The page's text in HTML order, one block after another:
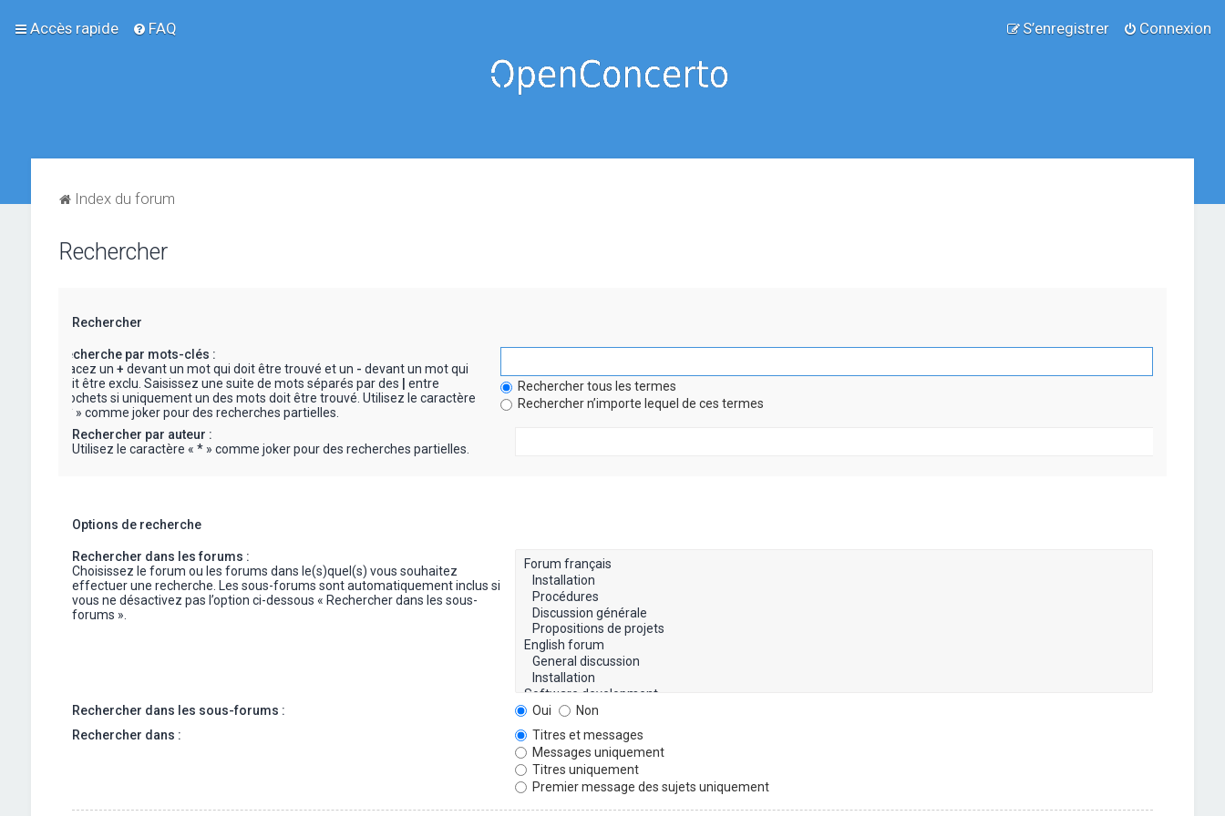
Accès rapide FAQ Connexion
S’enregistrer
Index du forum
Rechercher
Rechercher
Recherche par mots-clés :
Placez un + devant un mot qui doit être trouvé et un - devant un mot qui
doit être exclu. Saisissez une suite de mots séparés par des
entre
crochets si uniquement un des mots doit être trouvé. Utilisez le caractère
« * » comme joker pour des recherches partielles.
Rechercher tous les termes
Rechercher n’importe lequel de ces termes
Rechercher par auteur :
Utilisez le caractère « * » comme joker pour des recherches partielles.
Options de recherche
Rechercher dans les forums :
Choisissez le forum ou les forums dans le(s)quel(s) vous souhaitez
effectuer une recherche. Les sous-forums sont automatiquement inclus si
vous ne désactivez pas l’option ci-dessous « Rechercher dans les sous-
forums ».
Rechercher dans les sous-forums : Oui
Non
Rechercher dans :
Titres et messages
Messages uniquement
Titres uniquement
Premier message des sujets uniquement